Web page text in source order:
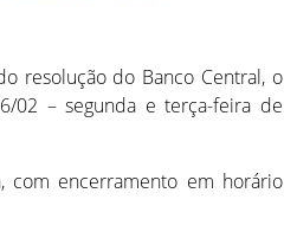
resolução do Banco Central, o
02 – segunda e terça-feira de
com encerramento em horário